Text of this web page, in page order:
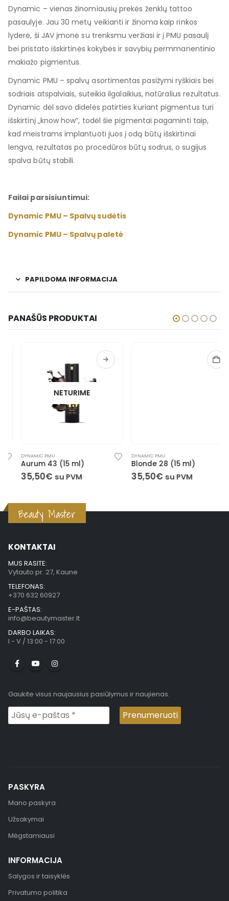
Dynamic – vienas žinomiausių prekės ženklų tattoo
pasaulyje. Jau 30 metų veikianti ir žinoma kaip rinkos
lyderė, ši JAV įmonė su trenksmu veržiasi ir į PMU pasaulį
bei pristato išskirtinės kokybės ir savybių permmanentinio
makiažo pigmentus.
Dynamic PMU – spalvų asortimentas pasižymi ryškiais bei
sodriais atspalviais, suteikia ilgalaikius, natūralius rezultatus.
Dynamic dėl savo didelės patirties kuriant pigmentus turi
išskirtinį „know how”, todėl šie pigmentai pagaminti taip,
kad meistrams implantuoti juos į odą būtų išskirtinai
lengva, rezultatas po procedūros būtų sodrus, o sugijus
spalva būtų stabili.
Failai parsisiuntimui:
Dynamic PMU – Spalvų sudėtis
Dynamic PMU – Spalvų paletė
PAPILDOMA INFORMACIJA
PANAŠŪS PRODUKTAI
NETURIME
DYNAMIC PMU
Aurum 43 (15 ml)
35,50€ su PVM
DYNAMIC PMU
Blonde 28 (15 ml)
35,50€ su PVM
Beauty Master
KONTAKTAI
MUS RASITE:
Vytauto pr. 27, Kaune
TELEFONAS:
+370 632 60927
E-PAŠTAS:
info@beautymaster.lt
DARBO LAIKAS:
I - V / 13:00 - 17:00
Gaukite visus naujausius pasiūlymus ir naujienas.
PASKYRA
Mano paskyra
Užsakymai
Mėgstamiausi
INFORMACIJA
Salygos ir taisyklės
Privatumo politika